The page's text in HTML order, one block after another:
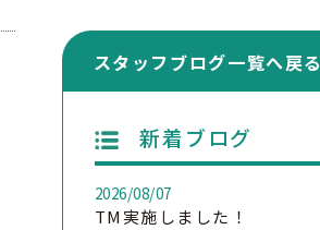
スタッフブログ一覧へ戻る
新着ブログ
2026/08/07
TM実施しました！